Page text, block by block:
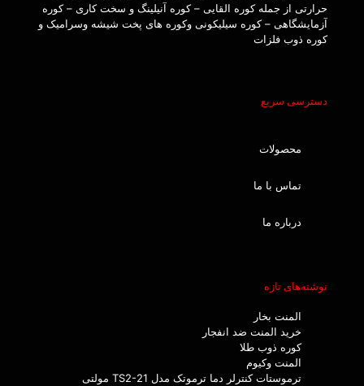
حرارتی از جمله کوره القایی – کوره آنیلینگ و سخت کاری – کوره
آزمایشگاهی – کوره سیلیکونی وکوره های پخت شیشه وسرامیک و
کوره ذوب فلزات
دسترسی سریع
محصولات
تماس با ما
درباره ما
نوشته‌های تازه
المنت بخار
خرید المنت ضد انفجار
کوره ذوب طلا
المنت وکیوم
ترموستات کنترلر دما ترموتک مدل TS2-21 مولتی